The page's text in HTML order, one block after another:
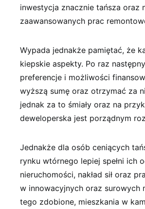
inwestycja znacznie tańsza oraz
zaawansowanych prac
Wypada jednakże pamiętać, że
kiepskie aspekty. Po raz
preferencje i możliwości
wyższą sumę oraz otrzymać za
jednak za to śmiały oraz na
deweloperska jest porządnym
Jednakże dla osób ceniących
rynku wtórnego lepiej spełni ich
nieruchomości, nakład sił oraz
w innowacyjnych oraz surowych
tego zdobione, mieszkania w